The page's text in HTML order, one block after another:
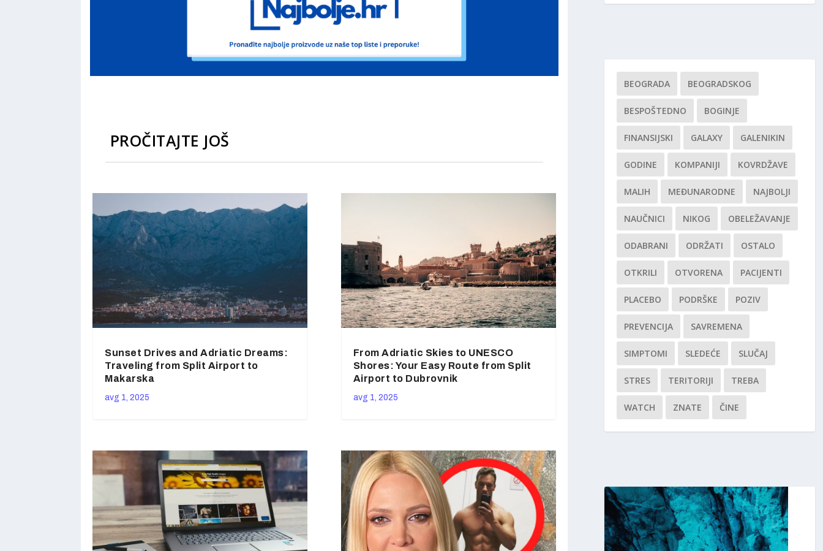
PROČITAJTE JOŠ
Sunset Drives and Adriatic Dreams:
Traveling from Split Airport to
Makarska
avg 1, 2025
From Adriatic Skies to UNESCO
Shores: Your Easy Route from Split
Airport to Dubrovnik
avg 1, 2025
BEOGRADA BEOGRADSKOG
BESPOŠTEDNO BOGINJE
FINANSIJSKI GALAXY GALENIKIN
GODINE KOMPANIJI KOVRDŽAVE
MALIH MEĐUNARODNE NAJBOLJI
NAUČNICI NIKOG OBELEŽAVANJE
ODABRANI ODRŽATI OSTALO
OTKRILI OTVORENA PACIJENTI
PLACEBO PODRŠKE POZIV
PREVENCIJA SAVREMENA
SIMPTOMI SLEDEĆE SLUČAJ
STRES TERITORIJI TREBA
WATCH ZNATE ČINE